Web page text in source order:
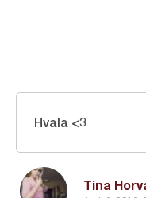
Tina
Hvala <3